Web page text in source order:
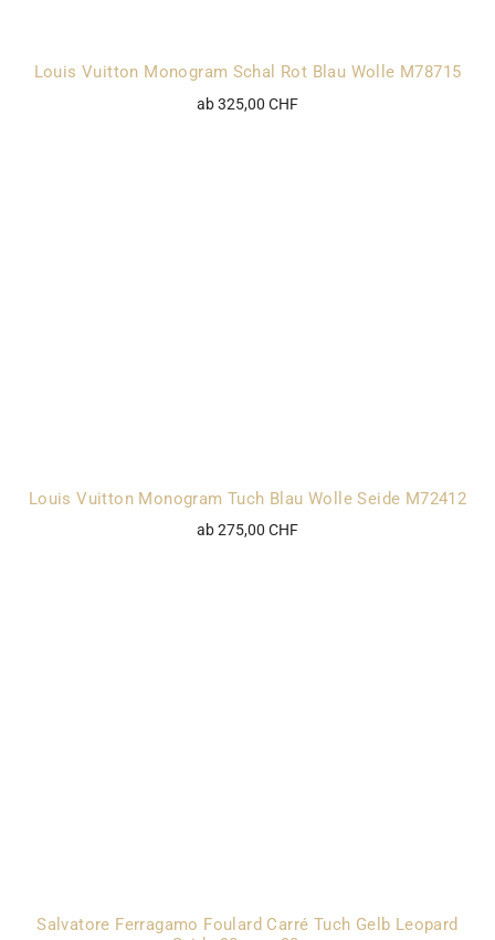
Louis Vuitton Monogram Schal Rot Blau Wolle M78715
ab 325,00 CHF
Louis Vuitton Monogram Tuch Blau Wolle Seide M72412
ab 275,00 CHF
Salvatore Ferragamo Foulard Carré Tuch Gelb Leopard